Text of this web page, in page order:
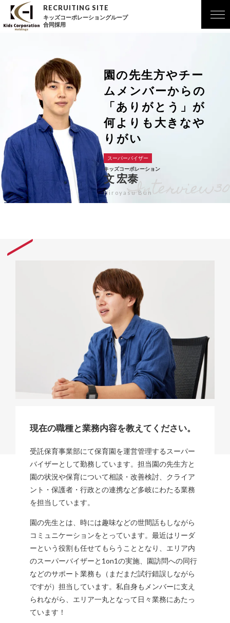
キッズコーポレーショングループ
合同採用
園の先生方やチー
ムメンバーからの
「ありがとう」が
何よりも大きなや
りがい
スーパーバイザー
キッズコーポレーション
文 宏泰
Hiroyasu Bun
現在の職種と業務内容を教えてください。
受託保育事業部にて保育園を運営管理するスーパー
バイザーとして勤務しています。担当園の先生方と
園の状況や保育について相談・改善検討、クライア
ント・保護者・行政との連携など多岐にわたる業務
を担当しています。
園の先生とは、時には趣味などの世間話もしながら
コミュニケーションをとっています。最近はリーダ
ーという役割も任せてもらうこととなり、エリア内
のスーパーバイザーと1on1の実施、園訪問への同行
などのサポート業務も（まだまだ試行錯誤しながら
ですが）担当しています。私自身もメンバーに支え
られながら、エリア一丸となって日々業務にあたっ
ています！